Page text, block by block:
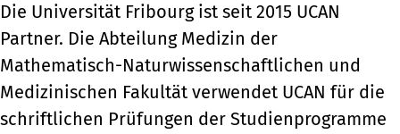
Die Universität Fribourg ist seit 2015 UCAN
Partner. Die Abteilung Medizin der
Mathematisch-Naturwissenschaftlichen und
Medizinischen Fakultät verwendet UCAN für die
schriftlichen Prüfungen der Studienprogramme